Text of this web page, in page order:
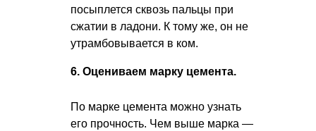
посыплется сквозь пальцы при
сжатии в ладони. К тому же, он не
утрамбовывается в ком.
6. Оцениваем марку цемента.
По марке цемента можно узнать
его прочность. Чем выше марка —